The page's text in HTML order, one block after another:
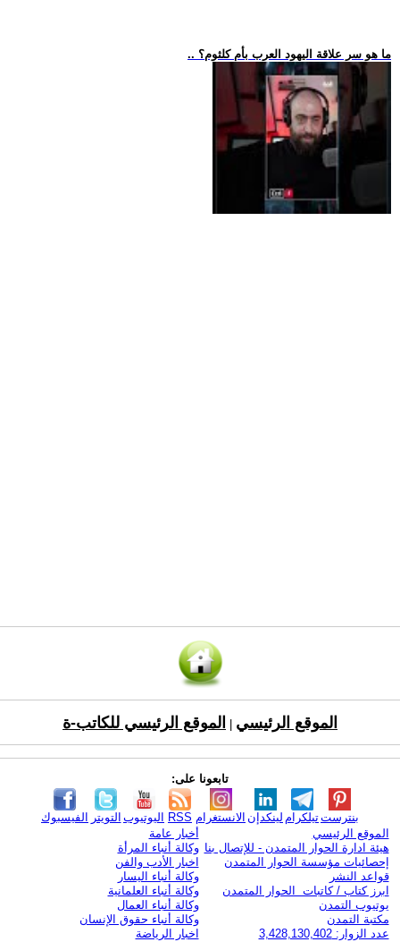
.. ما هو سر علاقة اليهود العرب بأم كلثوم؟
الموقع الرئيسي الموقع الرئيسي للكاتب-ة
تابعونا على:
الفيسبوك التويتر اليوتيوب RSS الانستغرام لينكدإن تيلكرامبنترست
الموقع الرئيسي
هيئة ادارة الحوار المتمدن - للإتصال بنا
إحصائيات مؤسسة الحوار المتمدن
قواعد النشر
ابرز كتاب / كاتبات الحوار المتمدن
يوتيوب التمدن
مكتبة التمدن
عدد الزوار: 3,428,130,402
أخبار عامة
وكالة أنباء المرأة
اخبار الأدب والفن
وكالة أنباء اليسار
وكالة أنباء العلمانية
وكالة أنباء العمال
وكالة أنباء حقوق الإنسان
اخبار الرياضة